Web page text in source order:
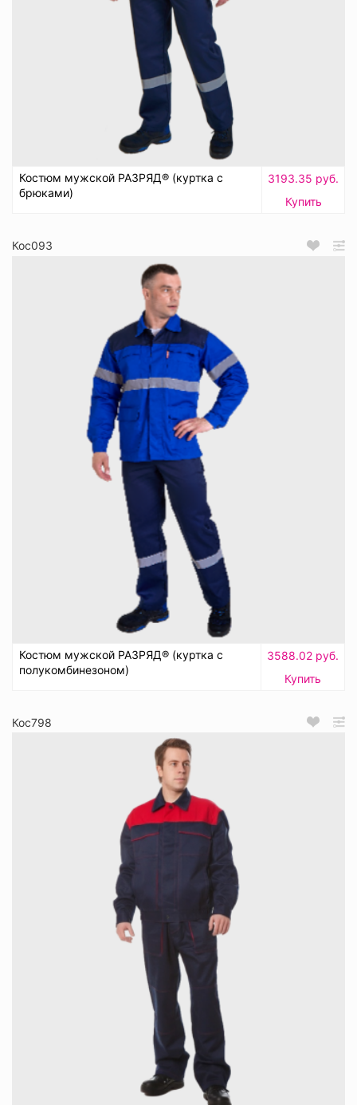
Костюм мужской РАЗРЯД® (куртка с
брюками)
3193.35 руб.
Купить
Кос093
Костюм мужской РАЗРЯД® (куртка с
полукомбинезоном)
3588.02 руб.
Купить
Кос798